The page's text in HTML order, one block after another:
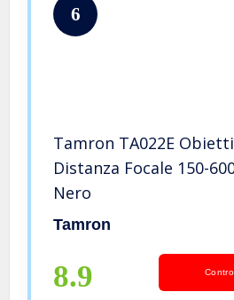
6
Tamron TA022E
Distanza Focale 150-
Nero
Tamron
8.9